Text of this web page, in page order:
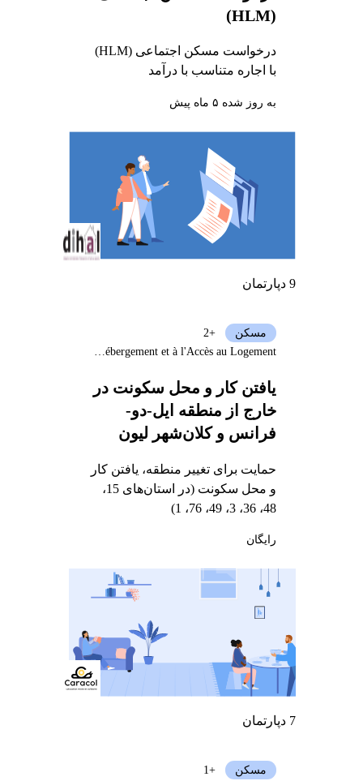
(HLM)
درخواست مسکن اجتماعی (HLM)
با اجاره متناسب با درآمد
به روز شده ۵ ماه پیش
9 دپارتمان
یافتن کار و محل سکونت در
خارج از منطقه ایل-دو-
فرانس و کلان‌شهر لیون
حمایت برای تغییر منطقه، یافتن کار
و محل سکونت (در استان‌های 15،
48، 36، 3، 49، 76، 1)
مسکن
+2
رایگان
7 دپارتمان
مسکن
+1